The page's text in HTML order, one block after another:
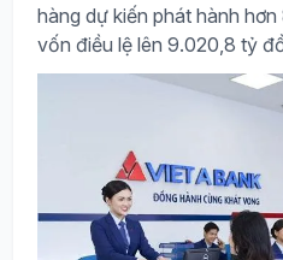
hàng dự kiến phát hành
vốn điều lệ lên 9.020,8 tỷ